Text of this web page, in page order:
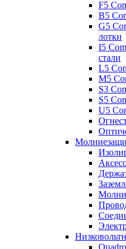
F5
B5
G5
лотки
I5
стали
L5
M5
S3
S5
U5